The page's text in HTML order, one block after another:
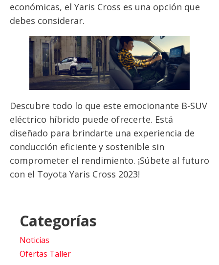
económicas, el Yaris Cross es una opción que
debes considerar.
Descubre todo lo que este emocionante B-SUV
eléctrico híbrido puede ofrecerte. Está
diseñado para brindarte una experiencia de
conducción eficiente y sostenible sin
comprometer el rendimiento. ¡Súbete al futuro
con el Toyota Yaris Cross 2023!
Categorías
Noticias
Ofertas Taller